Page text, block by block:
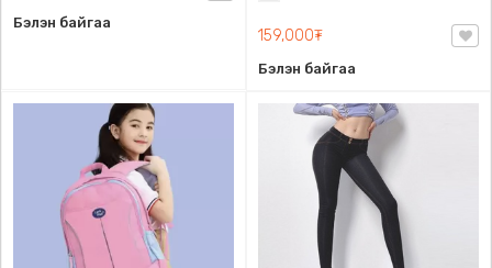
Бэлэн байгаа
159,000₮
Бэлэн байгаа